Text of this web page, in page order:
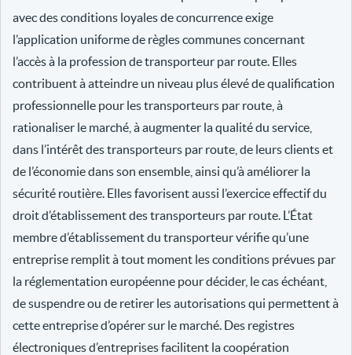
avec des conditions loyales de concurrence exige
l’application uniforme de règles communes concernant
l’accès à la profession de transporteur par route. Elles
contribuent à atteindre un niveau plus élevé de qualification
professionnelle pour les transporteurs par route, à
rationaliser le marché, à augmenter la qualité du service,
dans l’intérêt des transporteurs par route, de leurs clients et
de l’économie dans son ensemble, ainsi qu’à améliorer la
sécurité routière. Elles favorisent aussi l’exercice effectif du
droit d’établissement des transporteurs par route. L’État
membre d’établissement du transporteur vérifie qu’une
entreprise remplit à tout moment les conditions prévues par
la réglementation européenne pour décider, le cas échéant,
de suspendre ou de retirer les autorisations qui permettent à
cette entreprise d’opérer sur le marché. Des registres
électroniques d’entreprises facilitent la coopération